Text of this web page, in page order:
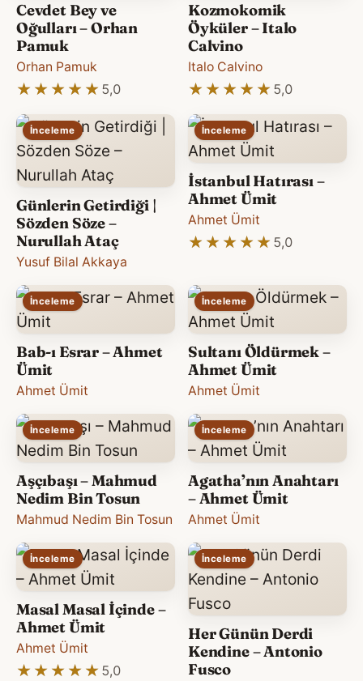
Cevdet Bey ve
Oğulları – Orhan
Pamuk
Orhan Pamuk
★★★★★
★★★★★ 5,0
Kozmokomik
Öyküler – Italo
Calvino
Italo Calvino
★★★★★
★★★★★ 5,0
İnceleme
Günlerin Getirdiği |
Sözden Söze –
Nurullah Ataç
Yusuf Bilal Akkaya
İnceleme
İstanbul Hatırası –
Ahmet Ümit
Ahmet Ümit
★★★★★
★★★★★ 5,0
İnceleme
Bab-ı Esrar – Ahmet
Ümit
Ahmet Ümit
İnceleme
Sultanı Öldürmek –
Ahmet Ümit
Ahmet Ümit
İnceleme
Aşçıbaşı – Mahmud
Nedim Bin Tosun
Mahmud Nedim Bin Tosun
İnceleme
Agatha’nın Anahtarı
– Ahmet Ümit
Ahmet Ümit
İnceleme
Masal Masal İçinde –
Ahmet Ümit
Ahmet Ümit
★★★★★
★★★★★ 5,0
İnceleme
Her Günün Derdi
Kendine – Antonio
Fusco